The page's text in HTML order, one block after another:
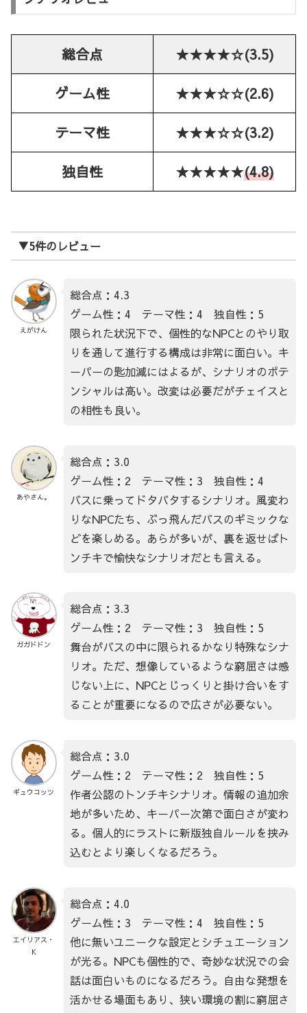
総合点 ★★★★☆(3.5)
ゲーム性 ★★★☆☆(2.6)
テーマ性 ★★★☆☆(3.2)
独自性 ★★★★★(4.8)
▼5件のレビュー
えがけん
総合点：4.3
ゲーム性：4 テーマ性：4 独自性：5
限られた状況下で、個性的なNPCとのやり取
りを通して進行する構成は非常に面白い。キ
ーパーの匙加減にはよるが、シナリオのポテ
ンシャルは高い。改変は必要だがチェイスと
の相性も良い。
あやさん。
総合点：3.0
ゲーム性：2 テーマ性：3 独自性：4
バスに乗ってドタバタするシナリオ。風変わ
りなNPCたち、ぶっ飛んだバスのギミックな
どを楽しめる。あらが多いが、裏を返せばト
ンチキで愉快なシナリオだとも言える。
ガガドドン
総合点：3.3
ゲーム性：2 テーマ性：3 独自性：5
舞台がバスの中に限られるかなり特殊なシナ
リオ。ただ、想像しているような窮屈さは感
じない上に、NPCとじっくりと掛け合いをす
ることが重要になるので広さが必要ない。
ギュウコッツ
総合点：3.0
ゲーム性：2 テーマ性：2 独自性：5
作者公認のトンチキシナリオ。情報の追加余
地が多いため、キーパー次第で面白さが変わ
る。個人的にラストに新版独自ルールを挟み
込むとより楽しくなるだろう。
エイリアス・
K
総合点：4.0
ゲーム性：3 テーマ性：4 独自性：5
他に無いユニークな設定とシチュエーション
が光る。NPCも個性的で、奇妙な状況での会
話は面白いものになるだろう。自由な発想を
活かせる場面もあり、狭い環境の割に窮屈さ